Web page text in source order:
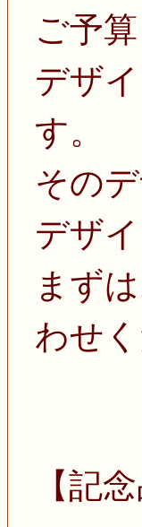
ご予
デザ
す。
その
デザ
まず
わせく
【記